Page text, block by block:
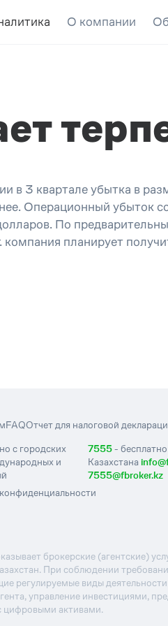
О компании
в 3 квартале убытка в
Операционный убыток
По
планирует
FAQОтчет для налоговой
с городских
и
7555-
Казахстана
7555@fbroker.kz
брокерские (агентские)
При соблюдении
регулируемые виды
управление инвестициями,
цифровыми активами.